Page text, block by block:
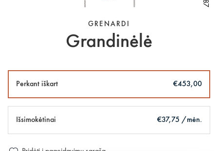
GRENARDI
Grandinėlė
Perkant iškart €453,00
Išsimokėtinai €37,75 /mėn.